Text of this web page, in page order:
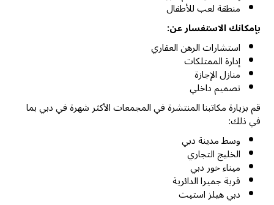
منطقة لعب للأطفال
بإمكانك الاستفسار عن:
استشارات الرهن العقاري
إدارة الممتلكات
منازل الإجازة
تصميم داخلي
قم بزيارة مكاتبنا المنتشرة في المجمعات الأكثر شهرة في دبي بما
في ذلك:
وسط مدينة دبي
الخليج التجاري
ميناء خور دبي
قرية جميرا الدائرية
دبي هيلز استيت